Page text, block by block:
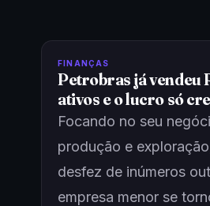
FINANÇAS
Petrobras já vendeu
ativos e o lucro só
Focando no seu
produção e
desfez de inúmeros
empresa menor se